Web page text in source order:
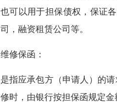
也可以用于担保债权，保证
司，融资租赁公司等。
维修保函：
是指应承包方（申请人）的
修时，由银行按担保函规定金